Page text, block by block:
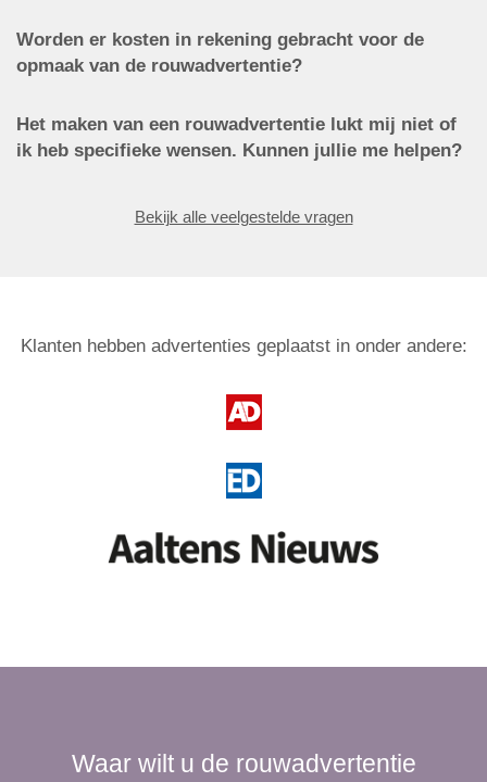
Worden er kosten in rekening gebracht voor de
opmaak van de rouwadvertentie?
Het maken van een rouwadvertentie lukt mij niet of
ik heb specifieke wensen. Kunnen jullie me helpen?
Bekijk alle veelgestelde vragen
Klanten hebben advertenties geplaatst in onder andere:
Waar wilt u de rouwadvertentie